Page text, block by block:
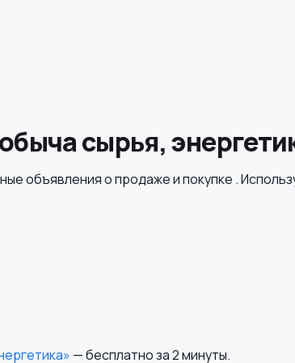
сырья,
объявления о продаже и покупке .
— бесплатно за 2 минуты.